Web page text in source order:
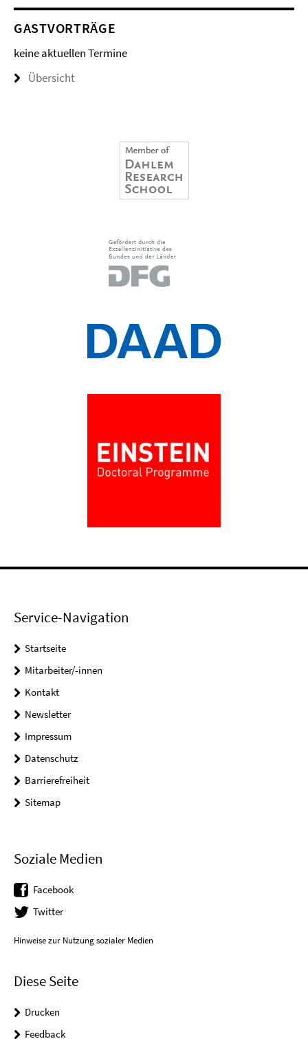
GASTVORTRÄGE
keine aktuellen Termine
Übersicht
Service-Navigation
Startseite
Mitarbeiter/-innen
Kontakt
Newsletter
Impressum
Datenschutz
Barrierefreiheit
Sitemap
Soziale Medien
Facebook
Twitter
Hinweise zur Nutzung sozialer Medien
Diese Seite
Drucken
Feedback